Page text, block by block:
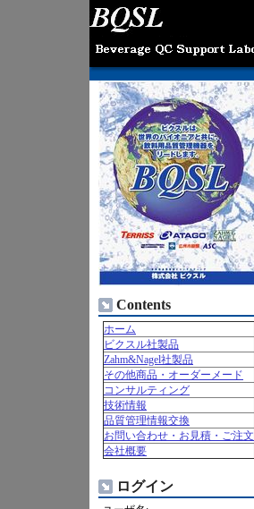
Contents
ホーム
ビクスル社製品
Zahm&Nagel社製品
その他商品・オーダーメード
コンサルティング
技術情報
品質管理情報交換
お問い合わせ・お見積・ご注文
会社概要
ログイン